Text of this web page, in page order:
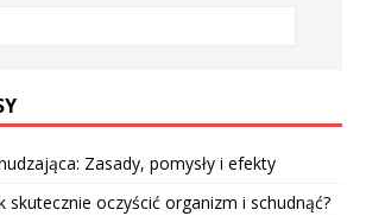
Zasady, pomysły i efekty
skutecznie oczyścić organizm i schudnąć?